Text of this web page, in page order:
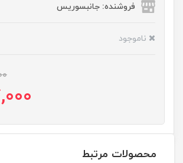
فروشنده: جانبسوریس
ناموجود
محصولات مرتبط